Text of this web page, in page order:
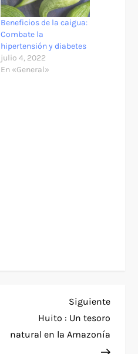
Beneficios de la caigua:
Combate la
hipertensión y diabetes
julio 4, 2022
En «General»
Siguiente
Huito : Un tesoro
natural en la Amazonía